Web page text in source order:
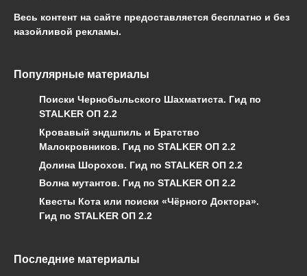
Весь контент на сайте предоставляется бесплатно и без
назойливой рекламы.
Популярные материалы
Поиски Чернобыльского Шахматиста. Гид по
STALKER ОП 2.2
Кровавый эндшпиль и Братство
Малокровников. Гид по STALKER ОП 2.2
Долина Шорохов. Гид по STALKER ОП 2.2
Волна мутантов. Гид по STALKER ОП 2.2
Квесты Кота или поиски «Чёрного Доктора».
Гид по STALKER ОП 2.2
Последние материалы